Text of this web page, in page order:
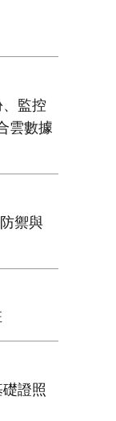
監控
雲數據
禦與
證照